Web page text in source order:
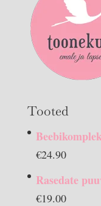
Tooted
€24.90
Rasedate
€19.00